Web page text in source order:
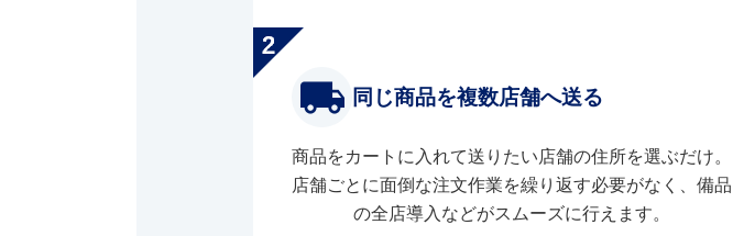
同じ商品を複数店舗へ送る
商品をカートに入れて送りたい店舗の住所を選ぶだけ。
店舗ごとに面倒な注文作業を繰り返す必要がなく、備品
の全店導入などがスムーズに行えます。